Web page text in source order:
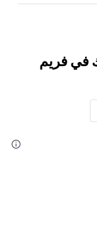
في فريم